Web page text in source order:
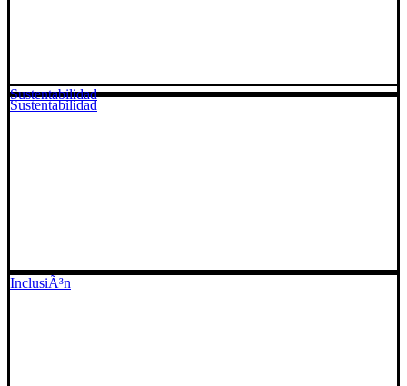
Sustentabilidad
InclusiÃ³n
Sustentabilidad